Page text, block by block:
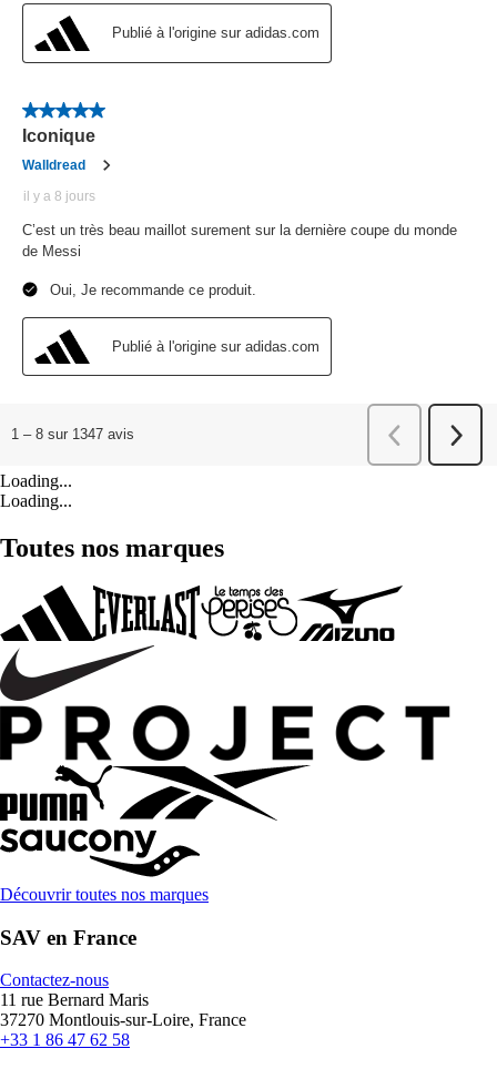
Loading...
Loading...
Toutes nos marques
Découvrir toutes nos marques
SAV en France
Contactez-nous
11 rue Bernard Maris
37270 Montlouis-sur-Loire, France
+33 1 86 47 62 58